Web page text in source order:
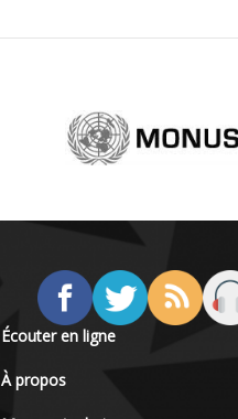
Écouter en ligne
À propos